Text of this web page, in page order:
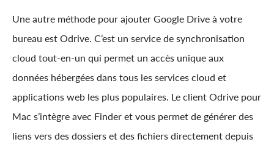
Une autre méthode pour ajouter Google Drive à votre
bureau est Odrive. C’est un service de synchronisation
cloud tout-en-un qui permet un accès unique aux
données hébergées dans tous les services cloud et
applications web les plus populaires. Le client Odrive pour
Mac s’intègre avec Finder et vous permet de générer des
liens vers des dossiers et des fichiers directement depuis